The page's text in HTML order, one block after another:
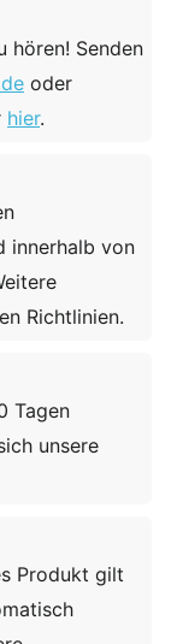
hören! Senden
oder
hier.
innerhalb von
Richtlinien.
Tagen
unsere
Produkt gilt